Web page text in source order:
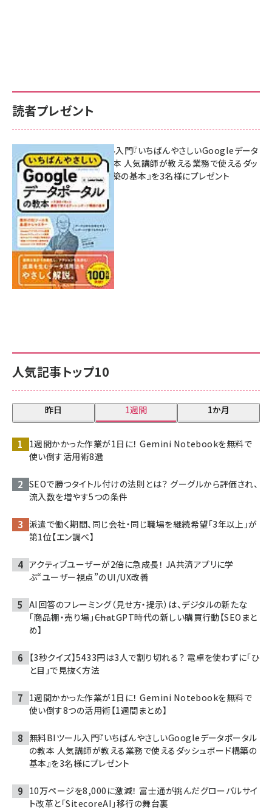
人気記事トップ10
昨日 1週間 1か月
1週間かかった作業が1日に！ Gemini Notebookを無料で
使い倒す活用術8選
SEOで勝つタイトル付けの法則とは？ グーグルから評価され、
流入数を増やす5つの条件
派遣で働く期間、同じ会社・同じ職場を継続希望「3年以上」が
第1位【エン調べ】
アクティブユーザーが2倍に急成長！ JA共済アプリに学
ぶ“ユーザー視点”のUI/UX改善
AI回答のフレーミング（見せ方・提示）は、デジタルの新たな
「商品棚・売り場」――ChatGPT時代の新しい購買行動【SEOまと
め】
【3秒クイズ】5433円は3人で割り切れる？ 電卓を使わずに「ひ
と目」で見抜く方法
1週間かかった作業が1日に！ Gemini Notebookを無料で
使い倒す8つの活用術【1週間まとめ】
無料BIツール入門『いちばんやさしいGoogleデータポータル
の教本 人気講師が教える業務で使えるダッシュボード構築の
基本』を3名様にプレゼント
10万ページを8,000に激減！ 富士通が挑んだグローバルサイ
ト改革と「SitecoreAI」移行の舞台裏
読者プレゼント
無料BIツール入門『いちばんやさしいGoogleデータ
ポータルの教本 人気講師が教える業務で使えるダッ
シュボード構築の基本』を3名様にプレゼント
7月31日 10:00